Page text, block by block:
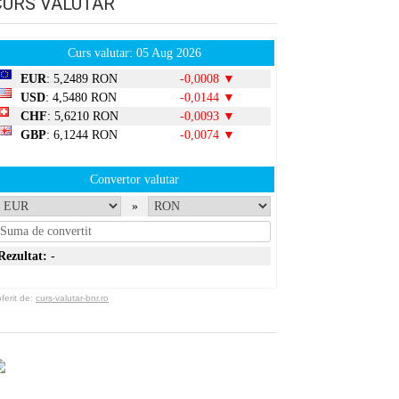
Curs valutar: 05 Aug 2026
EUR: 5,2489 RON
-0,0008 ▼
USD: 4,5480 RON
-0,0144 ▼
CHF: 5,6210 RON
-0,0093 ▼
GBP: 6,1244 RON -0,0074 ▼
Convertor valutar
»
-
de: curs-valutar-bnr.ro